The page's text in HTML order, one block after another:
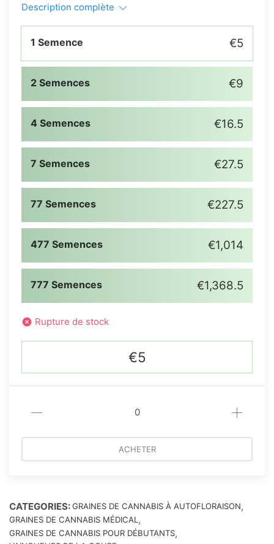
Description complète
1 Semence €5
2 Semences €9
4 Semences €16.5
7 Semences €27.5
77 Semences €227.5
477 Semences €1,014
777 Semences €1,368.5
Rupture de stock
€5
ACHETER
CATEGORIES:GRAINES DE CANNABIS À AUTOFLORAISON,
GRAINES DE CANNABIS MÉDICAL,
GRAINES DE CANNABIS POUR DÉBUTANTS,